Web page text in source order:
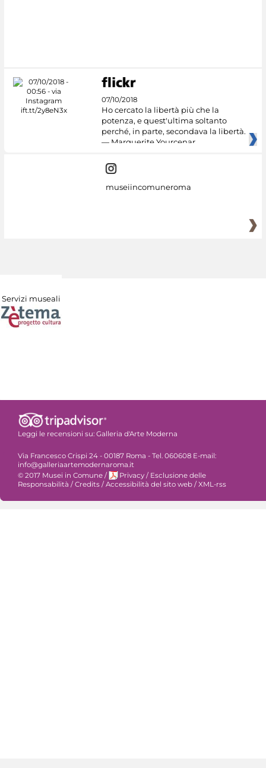
07/10/2018
Ho cercato la libertà più che la
potenza, e quest'ultima soltanto
perché, in parte, secondava la libertà.
— Marguerite Yourcenar
museiincomuneroma
Servizi museali
Leggi le recensioni su: Galleria d'Arte Moderna
Via Francesco Crispi 24 - 00187 Roma - Tel. 060608 E-mail:
info@galleriaartemodernaroma.it
© 2017 Musei in Comune / Privacy / Esclusione delle
Responsabilità / Credits / Accessibilità del sito web / XML-rss